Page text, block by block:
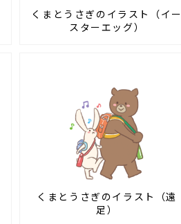
くまとうさぎのイラスト（イー
スターエッグ）
くまとうさぎのイラスト（遠
足）